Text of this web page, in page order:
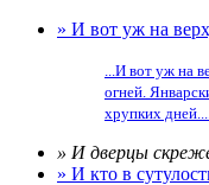
» И вот уж на
...И вот уж на
огней.
хрупких
» И дверцы
» И кто в